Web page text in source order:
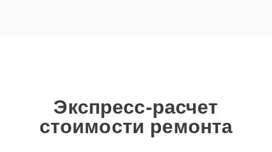
Экспресс-расчет
стоимости ремонта